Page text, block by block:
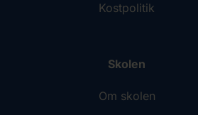
Kostpolitik
Skolen
Om skolen